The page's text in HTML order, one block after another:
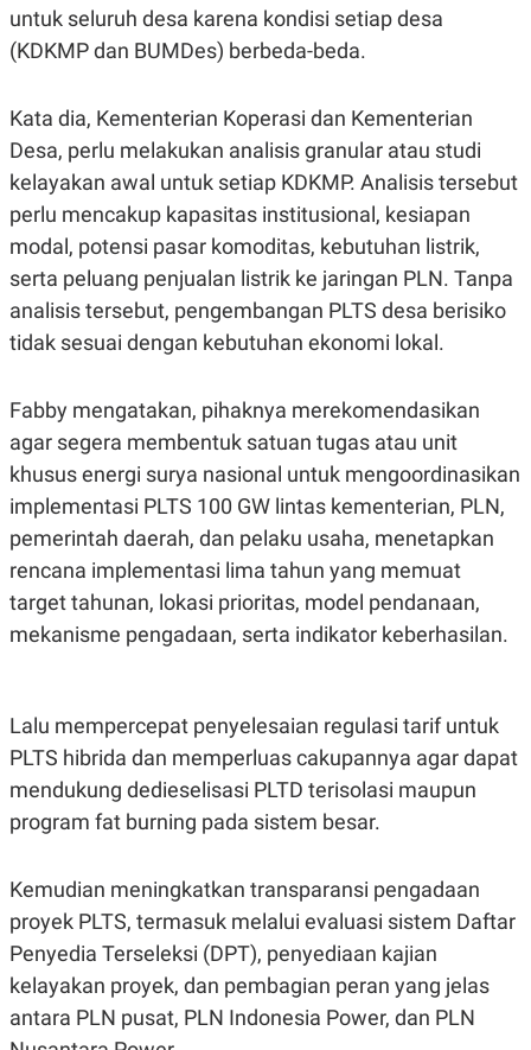
untuk seluruh desa karena kondisi setiap desa
(KDKMP dan BUMDes) berbeda-beda.
Kata dia, Kementerian Koperasi dan Kementerian
Desa, perlu melakukan analisis granular atau studi
kelayakan awal untuk setiap KDKMP. Analisis tersebut
perlu mencakup kapasitas institusional, kesiapan
modal, potensi pasar komoditas, kebutuhan listrik,
serta peluang penjualan listrik ke jaringan PLN. Tanpa
analisis tersebut, pengembangan PLTS desa berisiko
tidak sesuai dengan kebutuhan ekonomi lokal.
Fabby mengatakan, pihaknya merekomendasikan
agar segera membentuk satuan tugas atau unit
khusus energi surya nasional untuk mengoordinasikan
implementasi PLTS 100 GW lintas kementerian, PLN,
pemerintah daerah, dan pelaku usaha, menetapkan
rencana implementasi lima tahun yang memuat
target tahunan, lokasi prioritas, model pendanaan,
mekanisme pengadaan, serta indikator keberhasilan.
Lalu mempercepat penyelesaian regulasi tarif untuk
PLTS hibrida dan memperluas cakupannya agar dapat
mendukung dedieselisasi PLTD terisolasi maupun
program fat burning pada sistem besar.
Kemudian meningkatkan transparansi pengadaan
proyek PLTS, termasuk melalui evaluasi sistem Daftar
Penyedia Terseleksi (DPT), penyediaan kajian
kelayakan proyek, dan pembagian peran yang jelas
antara PLN pusat, PLN Indonesia Power, dan PLN